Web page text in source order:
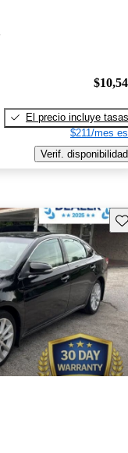
El precio incluye tasas
$211/mes
Verif. disponibilidad